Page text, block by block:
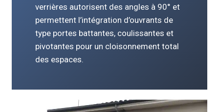
verrières autorisent des angles à 90° et
permettent l’intégration d’ouvrants de
type portes battantes, coulissantes et
pivotantes pour un cloisonnement total
des espaces.